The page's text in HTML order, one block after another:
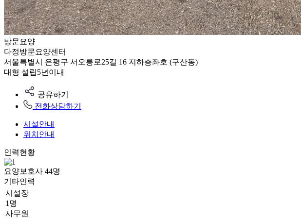
방문요양
다정방문요양센터
서울특별시 은평구 서오릉로25길 16 지하층좌호 (구산동)
대형 설립5년이내
공유하기
전화상담하기
시설안내
위치안내
인력현황
요양보호사 44명
기타인력
시설장
1명
사무원